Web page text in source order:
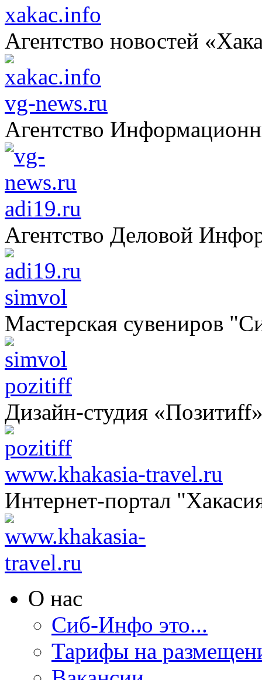
xakac.info
Агентство новостей
vg-news.ru
Агентство
adi19.ru
Агентство Деловой
simvol
Мастерская сувениров
pozitiff
Дизайн-студия
www.khakasia-travel.ru
Интернет-портал
О нас
Сиб-Инфо это...
Тарифы на